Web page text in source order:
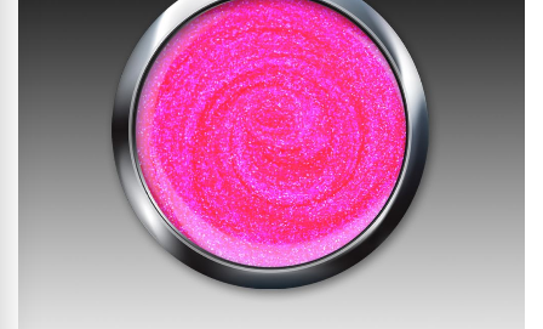
Christmas Time anzeigen
Gel anzeigen